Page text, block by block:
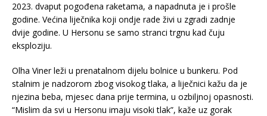
2023. dvaput pogođena raketama, a napadnuta je i prošle
godine. Većina liječnika koji ondje rade živi u zgradi zadnje
dvije godine. U Hersonu se samo stranci trgnu kad čuju
eksploziju.
Olha Viner leži u prenatalnom dijelu bolnice u bunkeru. Pod
stalnim je nadzorom zbog visokog tlaka, a liječnici kažu da je
njezina beba, mjesec dana prije termina, u ozbiljnoj opasnosti.
“Mislim da svi u Hersonu imaju visoki tlak”, kaže uz gorak